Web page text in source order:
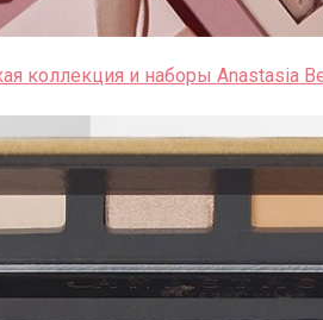
коллекция и наборы Anastasia